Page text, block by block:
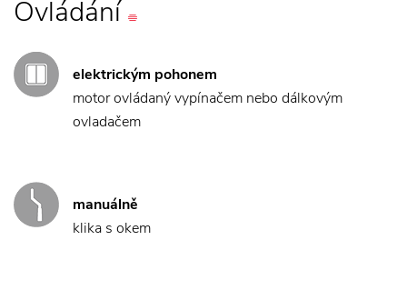
Ovládání
elektrickým pohonem
motor ovládaný vypínačem nebo dálkovým
ovladačem
manuálně
klika s okem